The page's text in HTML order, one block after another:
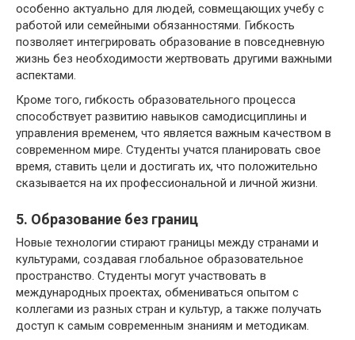
особенно актуально для людей, совмещающих учебу с
работой или семейными обязанностями. Гибкость
позволяет интегрировать образование в повседневную
жизнь без необходимости жертвовать другими важными
аспектами.
Кроме того, гибкость образовательного процесса
способствует развитию навыков самодисциплины и
управления временем, что является важным качеством в
современном мире. Студенты учатся планировать свое
время, ставить цели и достигать их, что положительно
сказывается на их профессиональной и личной жизни.
5. Образование без границ
Новые технологии стирают границы между странами и
культурами, создавая глобальное образовательное
пространство. Студенты могут участвовать в
международных проектах, обмениваться опытом с
коллегами из разных стран и культур, а также получать
доступ к самым современным знаниям и методикам.